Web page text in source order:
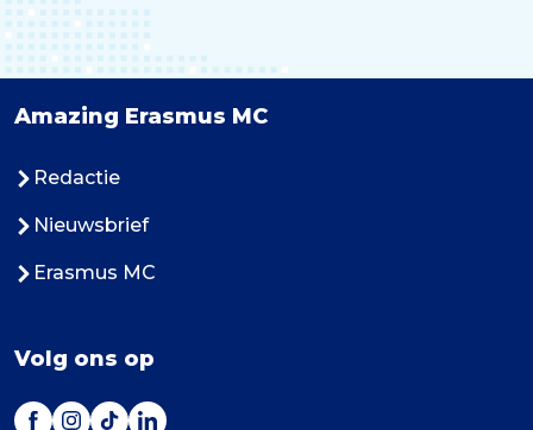
Amazing Erasmus MC
Redactie
Nieuwsbrief
Erasmus MC
Volg ons op